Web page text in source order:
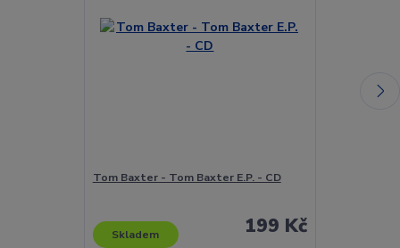
Tom Baxter - Tom Baxter E.P. - CD
199 Kč
Skladem